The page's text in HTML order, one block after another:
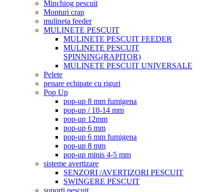
Minchiog pescuit
Monturi crap
mulineta feeder
MULINETE PESCUIT
MULINETE PESCUIT FEEDER
MULINETE PESCUIT
SPINNING(RAPITOR)
MULINETE PESCUIT UNIVERSALE
Pelete
penare echipate cu riguri
Pop Up
pop-up 8 mm fumigena
pop-up / 10-14 mm
pop-up 12mm
pop-up 6 mm
pop-up 6 mm fumigena
pop-up 8 mm
pop-up minis 4-5 mm
sisteme avertizare
SENZORI /AVERTIZORI PESCUIT
SWINGERE PESCUIT
suporti pescuit